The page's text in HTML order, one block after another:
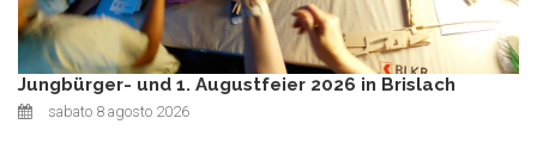
Jungbürger- und 1. Augustfeier 2026 in Brislach
sabato 8 agosto 2026